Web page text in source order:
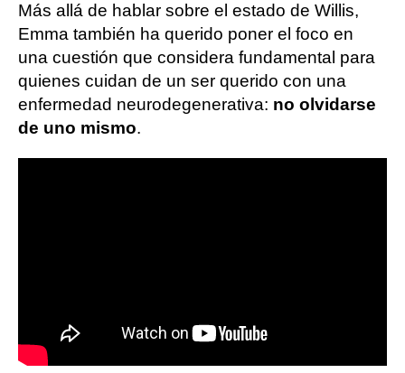
Más allá de hablar sobre el estado de Willis,
Emma también ha querido poner el foco en
una cuestión que considera fundamental para
quienes cuidan de un ser querido con una
enfermedad neurodegenerativa: no olvidarse
de uno mismo.